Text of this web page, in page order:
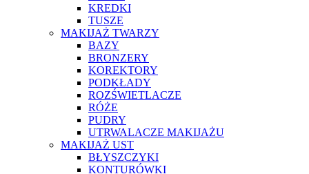
KREDKI
TUSZE
MAKIJAŻ TWARZY
BAZY
BRONZERY
KOREKTORY
PODKŁADY
ROZŚWIETLACZE
RÓŻE
PUDRY
UTRWALACZE MAKIJAŻU
MAKIJAŻ UST
BŁYSZCZYKI
KONTURÓWKI